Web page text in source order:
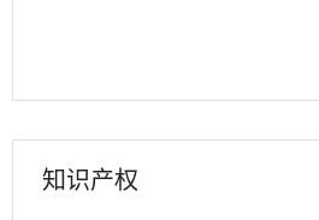
知识产权